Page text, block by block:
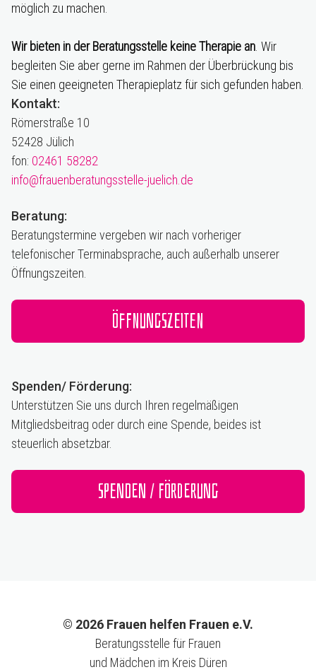
möglich zu machen.
Wir bieten in der Beratungsstelle keine Therapie an . Wir
begleiten Sie aber gerne im Rahmen der Überbrückung bis
Sie einen geeigneten Therapieplatz für sich gefunden haben.
Kontakt:
Römerstraße 10
52428 Jülich
fon: 02461 58282
info@frauenberatungsstelle-juelich.de
Beratung:
Beratungstermine vergeben wir nach vorheriger
telefonischer Terminabsprache, auch außerhalb unserer
Öffnungszeiten.
Öffnungszeiten
Spenden/ Förderung:
Unterstützen Sie uns durch Ihren regelmäßigen
Mitgliedsbeitrag oder durch eine Spende, beides ist
steuerlich absetzbar.
Spenden / Förderung
© 2026 Frauen helfen Frauen e.V.
Beratungsstelle für Frauen
und Mädchen im Kreis Düren